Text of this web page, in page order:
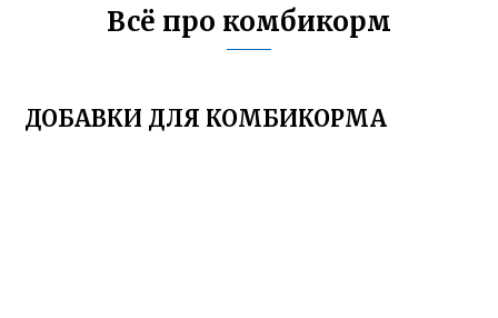
Всё про комбикорм
ДОБАВКИ ДЛЯ КОМБИКОРМА